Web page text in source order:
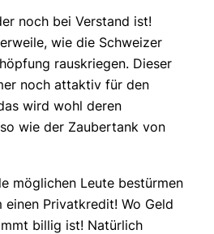
noch bei Verstand ist!
wie die Schweizer
rauskriegen. Dieser
noch attaktiv für den
wird wohl deren
wie der Zaubertank von
möglichen Leute bestürmen
einen Privatkredit! Wo Geld
billig ist! Natürlich